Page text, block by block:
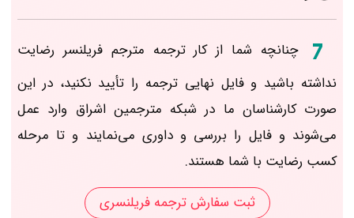
چنانچه شما از کار ترجمه مترجم فریلنسر رضایت
نداشته باشید و فایل نهایی ترجمه را تأیید نکنید، در این
صورت کارشناسان ما در شبکه مترجمین اشراق وارد عمل
می‌شوند و فایل را بررسی و داوری می‌نمایند و تا مرحله
کسب رضایت با شما هستند.
ثبت سفارش ترجمه فریلنسری